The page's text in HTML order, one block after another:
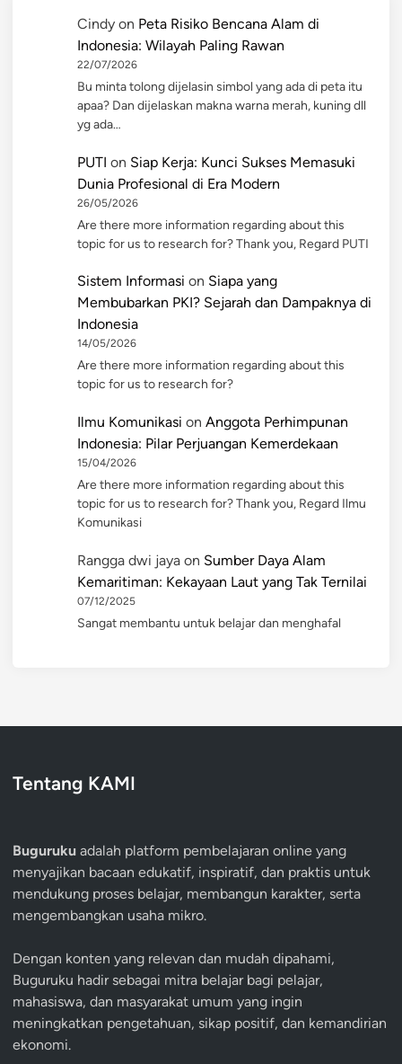
Cindy on Peta Risiko Bencana Alam di
Indonesia: Wilayah Paling Rawan
22/07/2026
Bu minta tolong dijelasin simbol yang ada di peta itu
apaa? Dan dijelaskan makna warna merah, kuning dll
yg ada…
PUTI on Siap Kerja: Kunci Sukses Memasuki
Dunia Profesional di Era Modern
26/05/2026
Are there more information regarding about this
topic for us to research for? Thank you, Regard PUTI
Sistem Informasi on Siapa yang
Membubarkan PKI? Sejarah dan Dampaknya di
Indonesia
14/05/2026
Are there more information regarding about this
topic for us to research for?
Ilmu Komunikasi on Anggota Perhimpunan
Indonesia: Pilar Perjuangan Kemerdekaan
15/04/2026
Are there more information regarding about this
topic for us to research for? Thank you, Regard Ilmu
Komunikasi
Rangga dwi jaya on Sumber Daya Alam
Kemaritiman: Kekayaan Laut yang Tak Ternilai
07/12/2025
Sangat membantu untuk belajar dan menghafal
Tentang KAMI
Buguruku adalah platform pembelajaran online yang
menyajikan bacaan edukatif, inspiratif, dan praktis untuk
mendukung proses belajar, membangun karakter, serta
mengembangkan usaha mikro.
Dengan konten yang relevan dan mudah dipahami,
Buguruku hadir sebagai mitra belajar bagi pelajar,
mahasiswa, dan masyarakat umum yang ingin
meningkatkan pengetahuan, sikap positif, dan kemandirian
ekonomi.